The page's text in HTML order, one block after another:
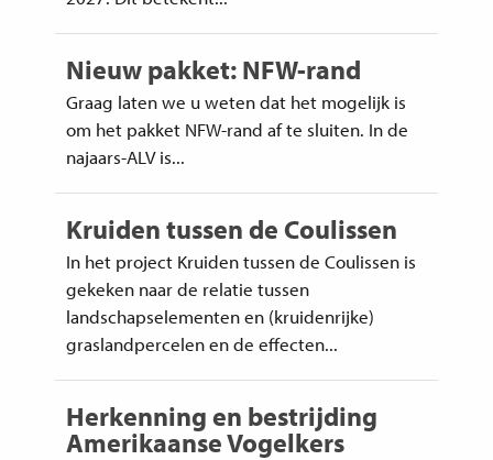
Nieuw pakket: NFW-rand
Graag laten we u weten dat het mogelijk is
om het pakket NFW-rand af te sluiten. In de
najaars-ALV is...
Kruiden tussen de Coulissen
In het project Kruiden tussen de Coulissen is
gekeken naar de relatie tussen
landschapselementen en (kruidenrijke)
graslandpercelen en de effecten...
Herkenning en bestrijding
Amerikaanse Vogelkers